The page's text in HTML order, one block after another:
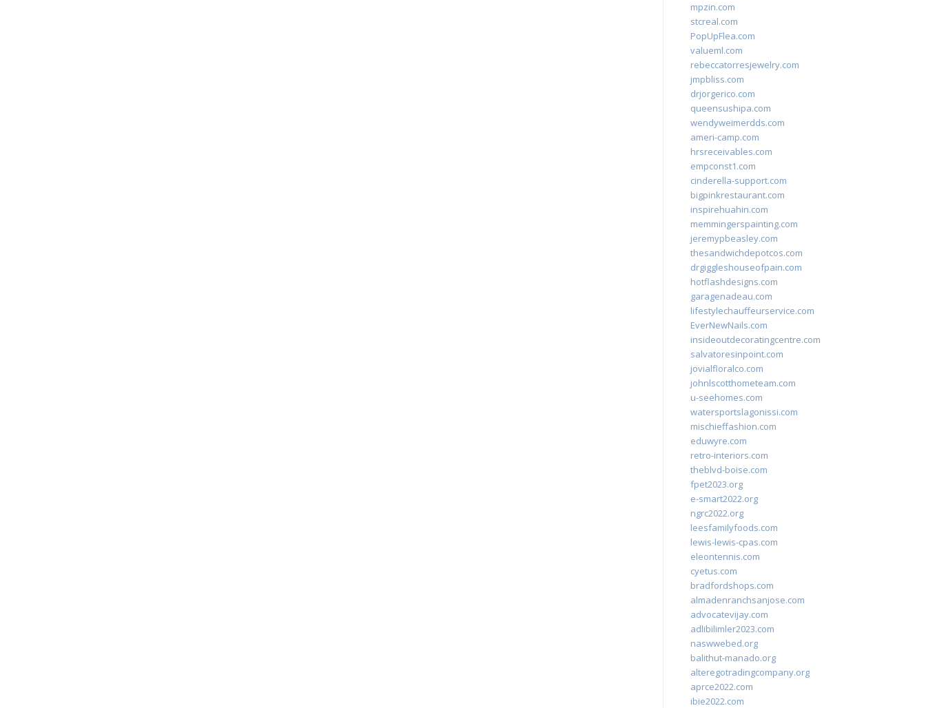
mpzin.com
stcreal.com
PopUpFlea.com
valueml.com
rebeccatorresjewelry.com
jmpbliss.com
drjorgerico.com
queensushipa.com
wendyweimerdds.com
ameri-camp.com
hrsreceivables.com
empconst1.com
cinderella-support.com
bigpinkrestaurant.com
inspirehuahin.com
memmingerspainting.com
jeremypbeasley.com
thesandwichdepotcos.com
drgiggleshouseofpain.com
hotflashdesigns.com
garagenadeau.com
lifestylechauffeurservice.com
EverNewNails.com
insideoutdecoratingcentre.com
salvatoresinpoint.com
jovialfloralco.com
johnlscotthometeam.com
u-seehomes.com
watersportslagonissi.com
mischieffashion.com
eduwyre.com
retro-interiors.com
theblvd-boise.com
fpet2023.org
e-smart2022.org
ngrc2022.org
leesfamilyfoods.com
lewis-lewis-cpas.com
eleontennis.com
cyetus.com
bradfordshops.com
almadenranchsanjose.com
advocatevijay.com
adlibilimler2023.com
naswwebed.org
balithut-manado.org
alteregotradingcompany.org
aprce2022.com
ibie2022.com